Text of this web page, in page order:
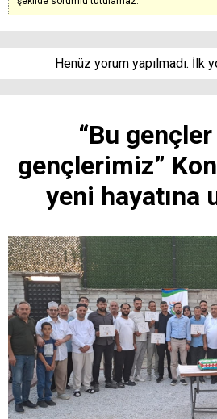
Henüz yorum yapılmadı. İlk
“Bu
gençlerimiz”
yeni hayatına